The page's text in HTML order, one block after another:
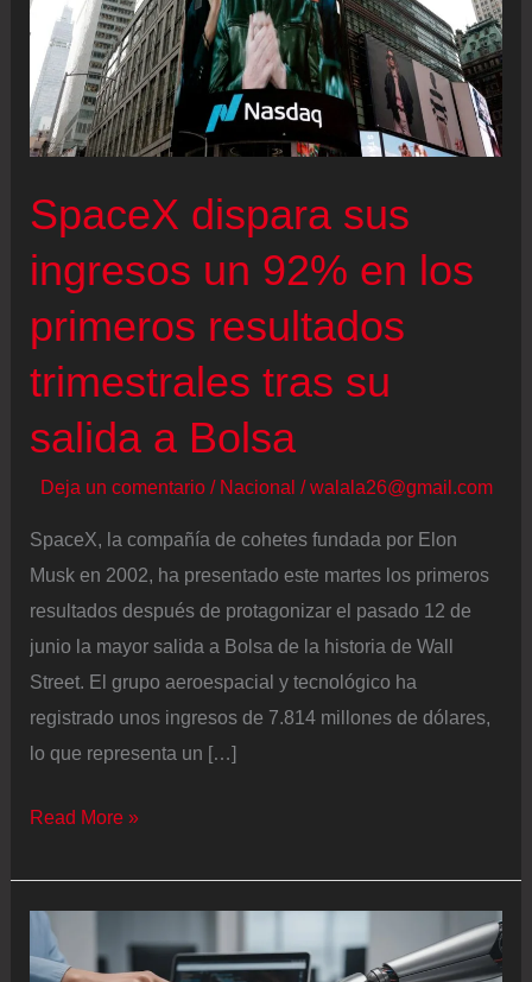
SpaceX dispara sus
ingresos un 92% en los
primeros resultados
trimestrales tras su
salida a Bolsa
Deja un comentario / Nacional /walala26@gmail.com
SpaceX, la compañía de cohetes fundada por Elon
Musk en 2002, ha presentado este martes los primeros
resultados después de protagonizar el pasado 12 de
junio la mayor salida a Bolsa de la historia de Wall
Street. El grupo aeroespacial y tecnológico ha
registrado unos ingresos de 7.814 millones de dólares,
lo que representa un […]
SpaceX
sus
ingresos
un
Read More »